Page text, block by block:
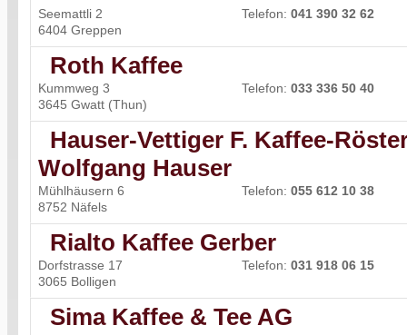
Seemattli 2
6404 Greppen
Telefon: 041 390 32 62
Roth Kaffee
Kummweg 3
3645 Gwatt (Thun)
Telefon: 033 336 50 40
Hauser-Vettiger F. Kaffee-
Wolfgang Hauser
Mühlhäusern 6
8752 Näfels
Telefon: 055 612 10 38
Rialto Kaffee Gerber
Dorfstrasse 17
3065 Bolligen
Telefon: 031 918 06 15
Sima Kaffee & Tee AG